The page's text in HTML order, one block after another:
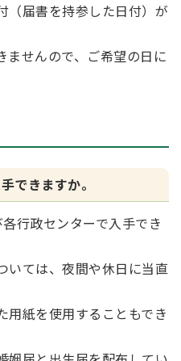
（届書を持参した日付）が
ませんので、ご希望の日に
できますか。
行政センターで入手でき
いては、夜間や休日に当直
用紙を使用することもでき